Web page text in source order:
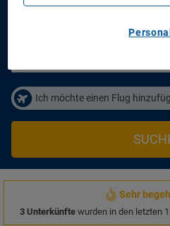
Anreisetag
Ich möchte einen Flug
Sehr
3 Unterkünftewurden in den letzten